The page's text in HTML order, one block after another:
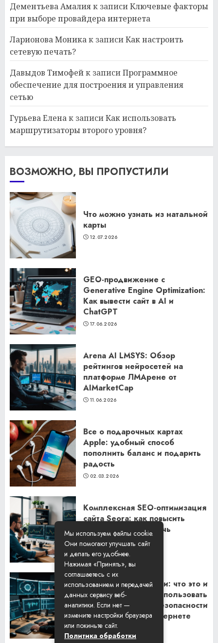
Дементьева Амалияк записиКлючевые факторы
при выборе провайдера интернета
Ларионова Моникак записиКак настроить
сетевую печать?
Давыдов Тимофейк записиПрограммное
обеспечение для построения и управления
сетью
Гурьева Еленак записиКак использовать
маршрутизаторы второго уровня?
ВОЗМОЖНО, ВЫ ПРОПУСТИЛИ
Что можно узнать из натальной
карты
12.07.2026
GEO-продвижение с
Generative Engine Optimization:
Как вывести сайт в AI и
ChatGPT
17.06.2026
Arena AI LMSYS: Обзор
рейтингов нейросетей на
платформе ЛМАрене от
AIMarketCap
11.06.2026
Все о подарочных картах
Apple: удобный способ
пополнить баланс и подарить
радость
02.03.2026
Комплексная SEO-оптимизация
сайта Seora: как повысить
видимость и привлечь
клиентов
06.02.2026
Резидентские прокси: что это и
как их правильно использовать
для обеспечения безопасности
и анонимности в интернете
29.01.2026
Мы используем файлы cookie.
Они помогают улучшать сайт
и делать его удобнее.
Нажимая «Принять», вы
соглашаетесь с их
использованием и передачей
данных сервису веб-
аналитики. Если нет —
измените настройки браузера
или покиньте сайт.
Политика обработки